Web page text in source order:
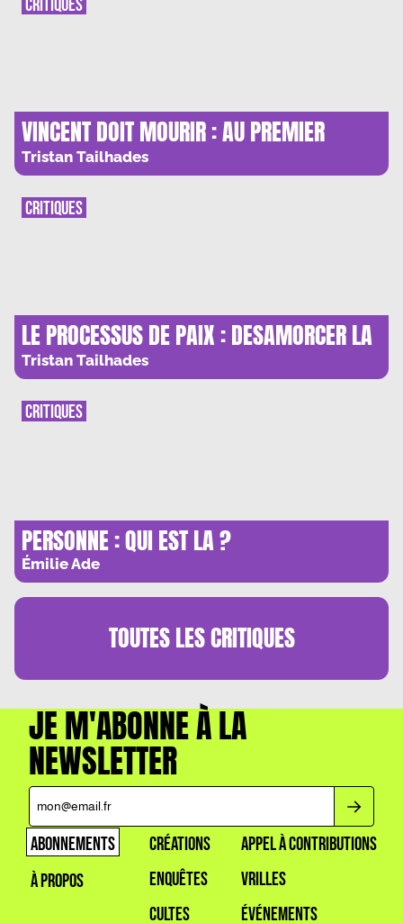
VINCENT DOIT MOURIR : AU PREMIER
REGARD
Tristan Tailhades
CRITIQUES
LE PROCESSUS DE PAIX : DESAMORCER LA
CRISE
Tristan Tailhades
CRITIQUES
PERSONNE : QUI EST LA ?
Émilie Ade
CRITIQUES
TOUTES LESCRITIQUES
JE M'ABONNE À LA
NEWSLETTER
ABONNEMENTS
À PROPOS
CRÉATIONS
ENQUÊTES
CULTES
APPEL À CONTRIBUTIONS
VRILLES
ÉVÉNEMENTS